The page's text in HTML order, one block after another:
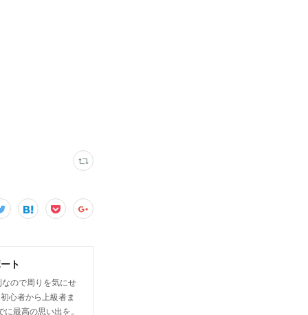
ト
ので周りを気にせ
心者から上級者ま
最高の思い出を。